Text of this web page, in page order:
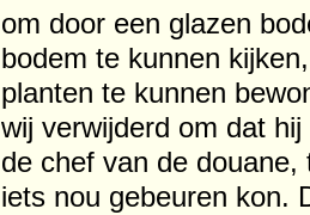
om door een glazen
bodem te kunnen
planten te kunnen
wij verwijderd om dat
de chef van de
iets nou gebeuren kon.